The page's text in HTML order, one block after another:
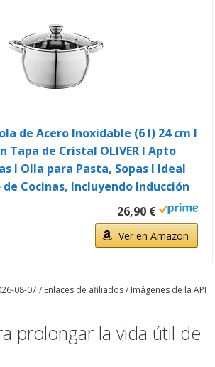
de Acero Inoxidable (6 l) 24 cm I
Tapa de Cristal OLIVER I Apto
I Olla para Pasta, Sopas I Ideal
Cocinas, Incluyendo Inducción
26,90 €
Ver en Amazon
08-07 / Enlaces de afiliados / Imágenes de la API
prolongar la vida útil de